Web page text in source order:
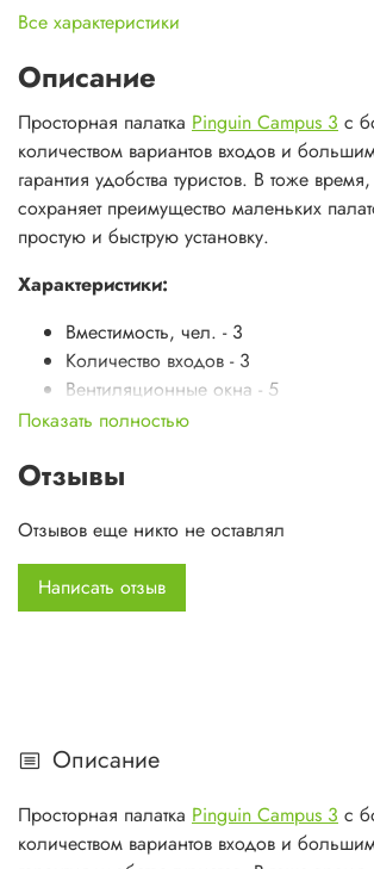
Все характеристики
Описание
Просторная палатка Pinguin Campus 3 с
количеством вариантов входов и
гарантия удобства туристов. В тоже
сохраняет преимущество маленьких
простую и быструю установку.
Характеристики:
Вместимость, чел. - 3
Количество входов - 3
Вентиляционные окнa - 5
Количество дуг (пересечений дуг) -
Вес, кг - 5.6
Колышки - 21 шт / 0,33 кг&nbsp;
Материалы:&nbsp;
Размеры:
Внутренняя палатка, см - 220 x 205
Внешняя палатка, см - 435 x 230 х
Показать полностью
Отзывы
Отзывов еще никто не оставлял
Написать отзыв
Описание
Просторная палатка Pinguin Campus 3 с
количеством вариантов входов и